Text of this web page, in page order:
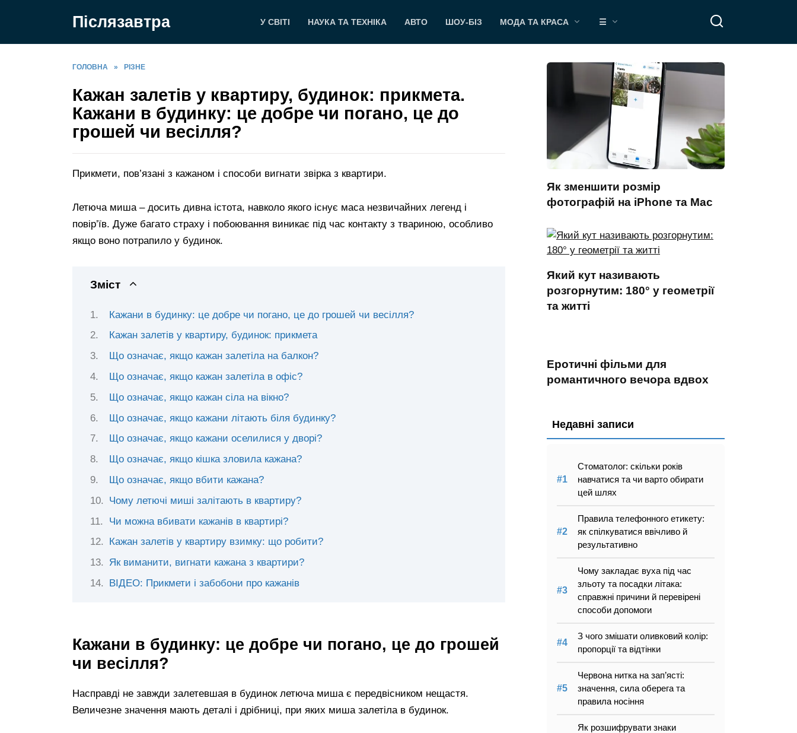
Післязавтра У СВІТІ НАУКА ТА ТЕХНІКА АВТО ШОУ-БІЗ МОДА ТА КРАСА ☰
ГОЛОВНА » РІЗНЕ
Кажан залетів у квартиру, будинок: прикмета.
Кажани в будинку: це добре чи погано, це до
грошей чи весілля?
Прикмети, пов’язані з кажаном і способи вигнати звірка з квартири.
Летюча миша – досить дивна істота, навколо якого існує маса незвичайних легенд і
повір’їв. Дуже багато страху і побоювання виникає під час контакту з твариною, особливо
якщо воно потрапило у будинок.
Зміст
Кажани в будинку: це добре чи погано, це до грошей чи весілля?
Кажан залетів у квартиру, будинок: прикмета
Що означає, якщо кажан залетіла на балкон?
Що означає, якщо кажан залетіла в офіс?
Що означає, якщо кажан сіла на вікно?
Що означає, якщо кажани літають біля будинку?
Що означає, якщо кажани оселилися у дворі?
Що означає, якщо кішка зловила кажана?
Що означає, якщо вбити кажана?
Чому летючі миші залітають в квартиру?
Чи можна вбивати кажанів в квартирі?
Кажан залетів у квартиру взимку: що робити?
Як виманити, вигнати кажана з квартири?
ВІДЕО: Прикмети і забобони про кажанів
Кажани в будинку: це добре чи погано, це до грошей
чи весілля?
Насправді не завжди залетевшая в будинок летюча миша є передвісником нещастя.
Величезне значення мають деталі і дрібниці, при яких миша залетіла в будинок.
Як зменшити розмір
фотографій на iPhone та Mac
Який кут називають
розгорнутим: 180° у геометрії
та житті
Еротичні фільми для
романтичного вечора вдвох
Недавні записи
Стоматолог: скільки років
навчатися та чи варто обирати
цей шлях
Правила телефонного етикету:
як спілкуватися ввічливо й
результативно
Чому закладає вуха під час
зльоту та посадки літака:
справжні причини й перевірені
способи допомоги
З чого змішати оливковий колір:
пропорції та відтінки
Червона нитка на зап’ясті:
значення, сила оберега та
правила носіння
Як розшифрувати знаки